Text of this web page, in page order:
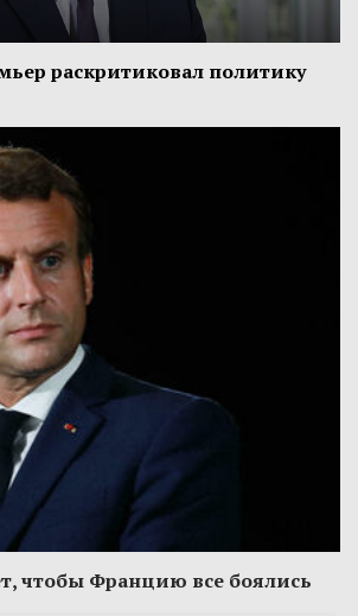
раскритиковал политику
чтобы Францию все боялись